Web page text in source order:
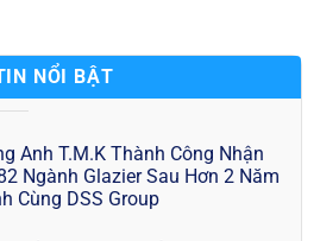
NỔI BẬT
Anh T.M.K Thành Công Nhận
Ngành Glazier Sau Hơn 2 Năm
Cùng DSS Group